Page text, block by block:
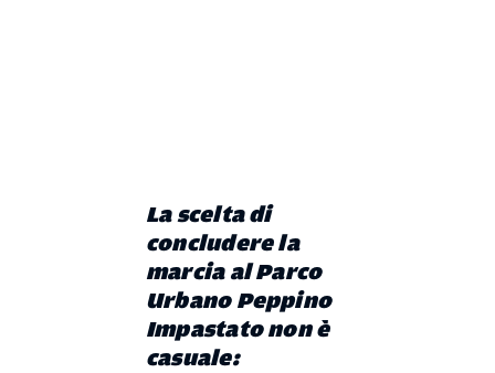
La scelta di
concludere la
marcia alParco
Urbano Peppino
Impastatonon è
casuale: